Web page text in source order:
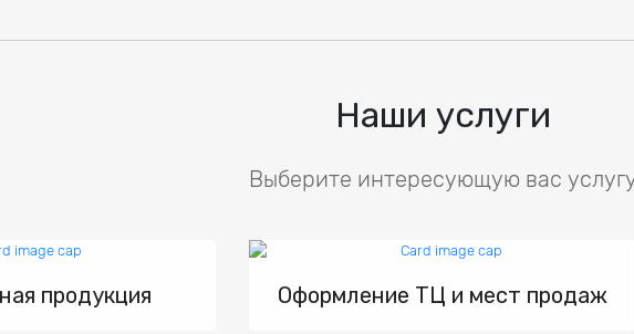
Наши услуги
Выберите интересующую вас
продукция Оформление ТЦ и мест продаж